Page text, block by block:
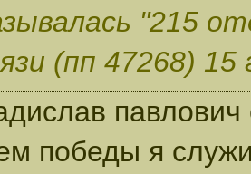
"215
(пп 47268) 15
победы я